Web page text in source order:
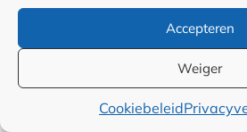
Accepteren
Weiger
Cookiebeleid
gezien wanneer er stukjes film
geplakt worden, waardoor het